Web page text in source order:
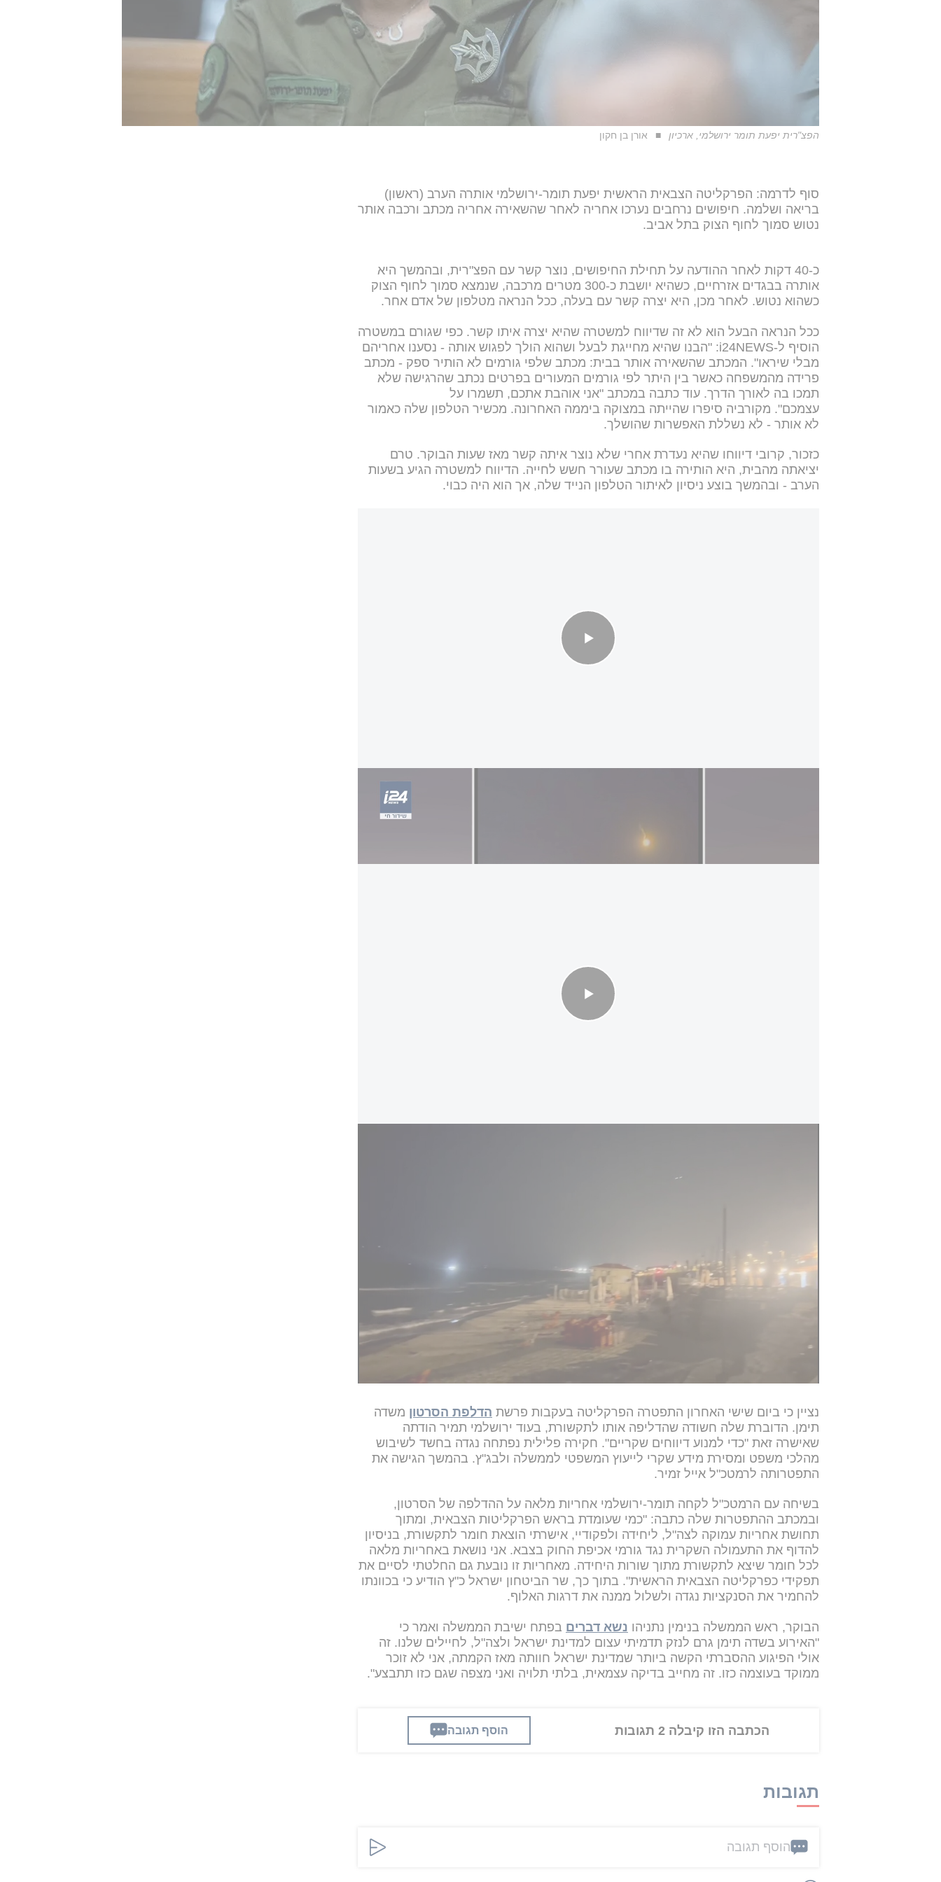
הפצ"רית יפעת תומר ירושלמי, ארכיון אורן בן חקון
סוף לדרמה: הפרקליטה הצבאית הראשית יפעת תומר-ירושלמי אותרה הערב (ראשון)
בריאה ושלמה. חיפושים נרחבים נערכו אחריה לאחר שהשאירה אחריה מכתב ורכבה אותר
נטוש סמוך לחוף הצוק בתל אביב.
כ-40 דקות לאחר ההודעה על תחילת החיפושים, נוצר קשר עם הפצ"רית, ובהמשך היא
אותרה בבגדים אזרחיים, כשהיא יושבת כ-300 מטרים מרכבה, שנמצא סמוך לחוף הצוק
כשהוא נטוש. לאחר מכן, היא יצרה קשר עם בעלה, ככל הנראה מטלפון של אדם אחר.
ככל הנראה הבעל הוא לא זה שדיווח למשטרה שהיא יצרה איתו קשר. כפי שגורם במשטרה
הוסיף ל-i24NEWS: "הבנו שהיא מחייגת לבעל ושהוא הולך לפגוש אותה - נסענו אחריהם
מבלי שיראו". המכתב שהשאירה אותר בבית: מכתב שלפי גורמים לא הותיר ספק - מכתב
פרידה מהמשפחה כאשר בין היתר לפי גורמים המעורים בפרטים נכתב שהרגישה שלא
תמכו בה לאורך הדרך. עוד כתבה במכתב "אני אוהבת אתכם, תשמרו על
עצמכם". מקורביה סיפרו שהייתה במצוקה ביממה האחרונה. מכשיר הטלפון שלה כאמור
לא אותר - לא נשללת האפשרות שהושלך.
כזכור, קרובי דיווחו שהיא נעדרת אחרי שלא נוצר איתה קשר מאז שעות הבוקר. טרם
יציאתה מהבית, היא הותירה בו מכתב שעורר חשש לחייה. הדיווח למשטרה הגיע בשעות
הערב - ובהמשך בוצע ניסיון לאיתור הטלפון הנייד שלה, אך הוא היה כבוי.
מפקד מחוז תל אביב במשטרה, ניצב חיים סרגרוף, הודיע כי היא נלקחת לבדיקה גופנית -
הכנסת נעמה לזימי וגלעד קריב פנייה דחופה למנהל מחלקת הסייבר בפרקליטות
וכעבירה על חוק העונשין".
לזימי וקריב הדגישו כי “השיח הזה, המגלם הסתה בוטה כנגד שומרי הסף ומערכת אכיפת
לרצח ראש הממשלה יצחק רבין, שהתרחש באקלים ציבורי דומה.”השניים קראו גם
למחלקת הסייבר לפעול מיידית להסרת התכנים האסורים מהרשתות ולהטלת סנקציות
חמורות על המסיתים:
"ללא פעולה נחושה מצד גורמי האכיפה, הכתובת תהיה על הקיר
ואיתה האחריות".
נציין כי ביום שישי האחרון התפטרה הפרקליטה בעקבות פרשת הדלפת הסרטון משדה
תימן. הדוברת שלה חשודה שהדליפה אותו לתקשורת, בעוד ירושלמי תמיר הודתה
שאישרה זאת "כדי למנוע דיווחים שקריים". חקירה פלילית נפתחה נגדה בחשד לשיבוש
מהלכי משפט ומסירת מידע שקרי לייעוץ המשפטי לממשלה ולבג"ץ. בהמשך הגישה את
התפטרותה לרמטכ"ל אייל זמיר.
בשיחה עם הרמטכ"ל לקחה תומר-ירושלמי אחריות מלאה על ההדלפה של הסרטון,
ובמכתב ההתפטרות שלה כתבה: "כמי שעומדת בראש הפרקליטות הצבאית, ומתוך
תחושת אחריות עמוקה לצה"ל, ליחידה ולפקודיי, אישרתי הוצאת חומר לתקשורת, בניסיון
להדוף את התעמולה השקרית נגד גורמי אכיפת החוק בצבא. אני נושאת באחריות מלאה
לכל חומר שיצא לתקשורת מתוך שורות היחידה. מאחריות זו נובעת גם החלטתי לסיים את
תפקידי כפרקליטה הצבאית הראשית". בתוך כך, שר הביטחון ישראל כ"ץ הודיע כי בכוונתו
להחמיר את הסנקציות נגדה ולשלול ממנה את דרגות האלוף.
הבוקר, ראש הממשלה בנימין נתניהו נשא דברים בפתח ישיבת הממשלה ואמר כי
"האירוע בשדה תימן גרם לנזק תדמיתי עצום למדינת ישראל ולצה"ל, לחיילים שלנו. זה
אולי הפיגוע ההסברתי הקשה ביותר שמדינת ישראל חוותה מאז הקמתה, אני לא זוכר
ממוקד בעוצמה כזו. זה מחייב בדיקה עצמאית, בלתי תלויה ואני מצפה שגם כזו תתבצע".
הכתבה הזו קיבלה 2 תגובות הוסף תגובה
תגובות
הוסף תגובה